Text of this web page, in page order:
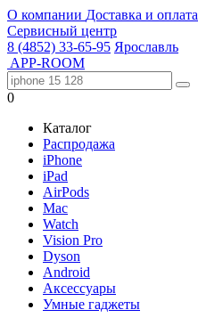
О компании Доставка и оплата
Сервисный центр
8 (4852) 33-65-95 Ярославль
APP-ROOM
0
Каталог
Распродажа
iPhone
iPad
AirPods
Mac
Watch
Vision Pro
Dyson
Android
Аксессуары
Умные гаджеты